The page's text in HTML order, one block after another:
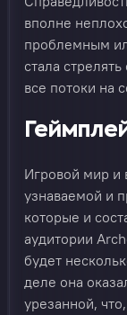
вполне
проблемным
стала
все потоки на
Игровой мир и
узнаваемой и
которые и
аудитории
будет
деле она
урезанной,